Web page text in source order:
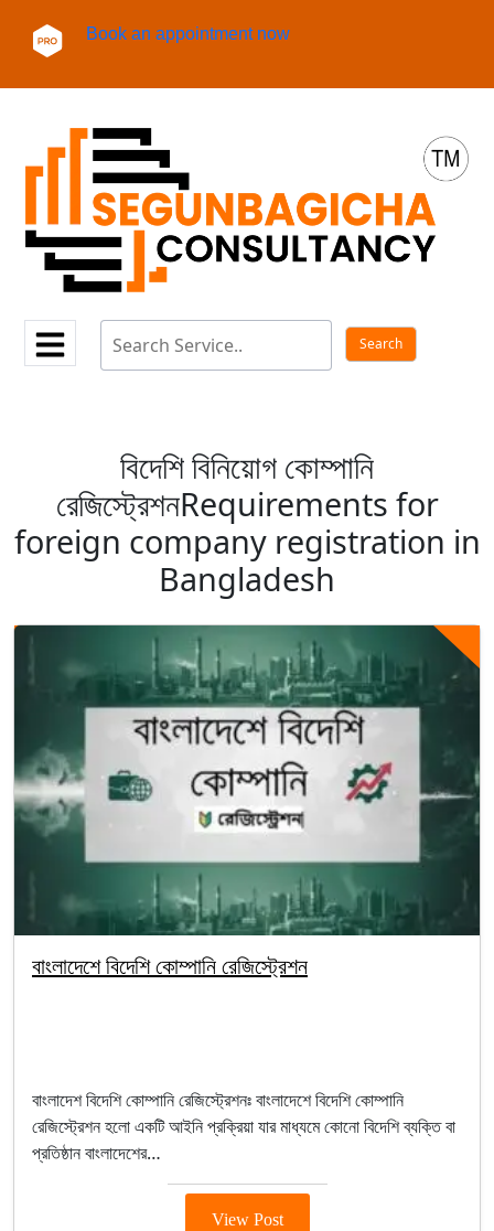
Book an appointment now
বিদেশি বিনিয়োগ কোম্পানি
রেজিস্ট্রেশনRequirements for
foreign company registration in
Bangladesh
বাংলাদেশে বিদেশি কোম্পানি রেজিস্ট্রেশন
বাংলাদেশ বিদেশি কোম্পানি রেজিস্ট্রেশনঃ বাংলাদেশে বিদেশি কোম্পানি
রেজিস্ট্রেশন হলো একটি আইনি প্রক্রিয়া যার মাধ্যমে কোনো বিদেশি ব্যক্তি বা
প্রতিষ্ঠান বাংলাদেশের…
View Post